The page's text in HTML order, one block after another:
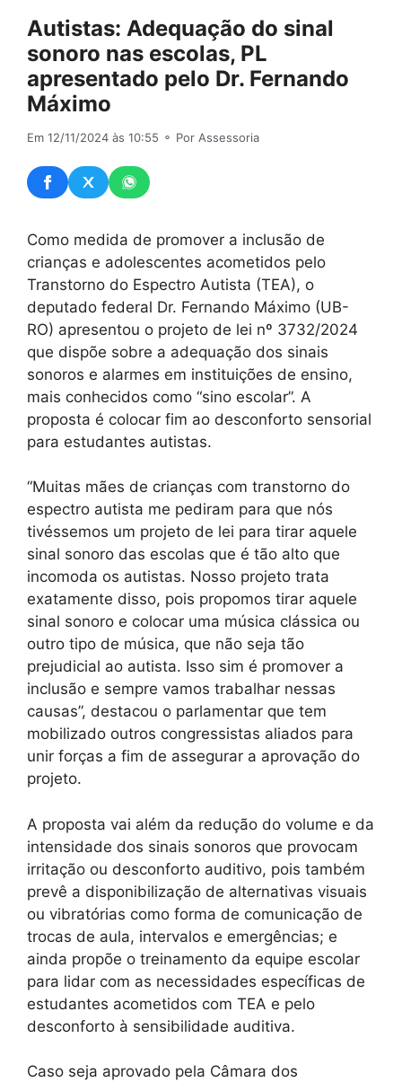
Autistas: Adequação do sinal
sonoro nas escolas, PL
apresentado pelo Dr. Fernando
Máximo
Em 12/11/2024 às 10:55 ⚬ Por Assessoria
Como medida de promover a inclusão de
crianças e adolescentes acometidos pelo
Transtorno do Espectro Autista (TEA), o
deputado federal Dr. Fernando Máximo (UB-
RO) apresentou o projeto de lei nº 3732/2024
que dispõe sobre a adequação dos sinais
sonoros e alarmes em instituições de ensino,
mais conhecidos como “sino escolar”. A
proposta é colocar fim ao desconforto sensorial
para estudantes autistas.
“Muitas mães de crianças com transtorno do
espectro autista me pediram para que nós
tivéssemos um projeto de lei para tirar aquele
sinal sonoro das escolas que é tão alto que
incomoda os autistas. Nosso projeto trata
exatamente disso, pois propomos tirar aquele
sinal sonoro e colocar uma música clássica ou
outro tipo de música, que não seja tão
prejudicial ao autista. Isso sim é promover a
inclusão e sempre vamos trabalhar nessas
causas”, destacou o parlamentar que tem
mobilizado outros congressistas aliados para
unir forças a fim de assegurar a aprovação do
projeto.
A proposta vai além da redução do volume e da
intensidade dos sinais sonoros que provocam
irritação ou desconforto auditivo, pois também
prevê a disponibilização de alternativas visuais
ou vibratórias como forma de comunicação de
trocas de aula, intervalos e emergências; e
ainda propõe o treinamento da equipe escolar
para lidar com as necessidades específicas de
estudantes acometidos com TEA e pelo
desconforto à sensibilidade auditiva.
Caso seja aprovado pela Câmara dos